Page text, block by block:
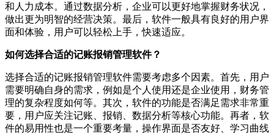
和人力成本。通过数据分析，企业可以更好地掌握财务状况，
做出更为明智的经营决策。最后，软件一般具有良好的用户界
面和体验，用户可以轻松上手，快速适应。
如何选择合适的记账报销管理软件？
选择合适的记账报销管理软件需要考虑多个因素。首先，用户
需要明确自身的需求，例如是个人使用还是企业使用，财务管
理的复杂程度如何等。其次，软件的功能是否满足需求非常重
要，用户应关注记账、报销、数据分析等核心功能。再者，软
件的易用性也是一个重要考量，操作界面是否友好、学习曲线